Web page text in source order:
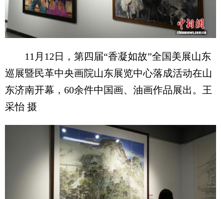
11月12日，第四届“香凝如故”全国美展山东
巡展暨民革中央画院山东展览中心落成活动在山
东济南开幕，60余件中国画、油画作品展出。王
采怡 摄